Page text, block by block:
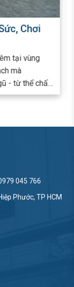
Sát Năng
Cán Bộ
làm việc ngày
chỉ là một kỹ
trọng giúp Cán bộ
công việc, mở
045 766
Phước, TP HCM